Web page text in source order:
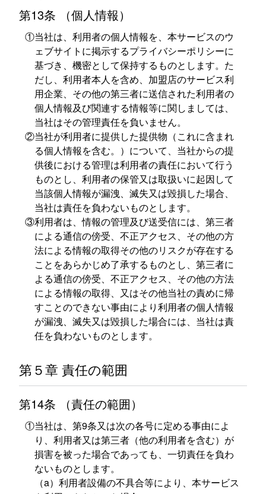
第13条 （個人情報）
①当社は、利用者の個人情報を、本サービスのウ
ェブサイトに掲示するプライバシーポリシーに
基づき、機密として保持するものとします。た
だし、利用者本人を含め、加盟店のサービス利
用企業、その他の第三者に送信された利用者の
個人情報及び関連する情報等に関しましては、
当社はその管理責任を負いません。
②当社が利用者に提供した提供物（これに含まれ
る個人情報を含む。）について、当社からの提
供後における管理は利用者の責任において行う
ものとし、利用者の保管又は取扱いに起因して
当該個人情報が漏洩、滅失又は毀損した場合、
当社は責任を負わないものとします。
③利用者は、情報の管理及び送受信には、第三者
による通信の傍受、不正アクセス、その他の方
法による情報の取得その他のリスクが存在する
ことをあらかじめ了承するものとし、第三者に
よる通信の傍受、不正アクセス、その他の方法
による情報の取得、又はその他当社の責めに帰
すことのできない事由により利用者の個人情報
が漏洩、滅失又は毀損した場合には、当社は責
任を負わないものとします。
第５章 責任の範囲
第14条 （責任の範囲）
①当社は、第9条又は次の各号に定める事由によ
り、利用者又は第三者（他の利用者を含む）が
損害を被った場合であっても、一切責任を負わ
ないものとします。
（a）利用者設備の不具合等により、本サービス